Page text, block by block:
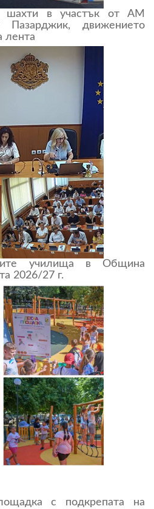
шахти в участък от АМ
Пазарджик, движението
лента
училища в Община
2026/27 г.
с подкрепата на